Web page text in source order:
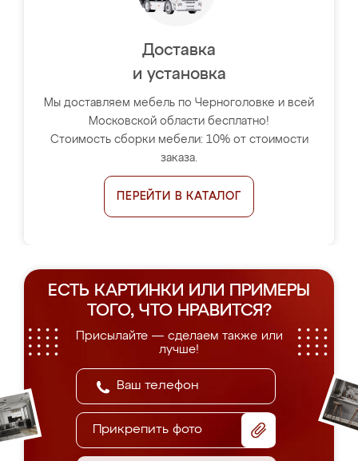
Доставка
и установка
Мы доставляем мебель по Черноголовке и всей
Московской области бесплатно!
Стоимость сборки мебели: 10% от стоимости
заказа.
ПЕРЕЙТИ В КАТАЛОГ
ЕСТЬ КАРТИНКИ ИЛИ ПРИМЕРЫ
ТОГО, ЧТО НРАВИТСЯ?
Присылайте — сделаем также или
лучше!
Прикрепить фото